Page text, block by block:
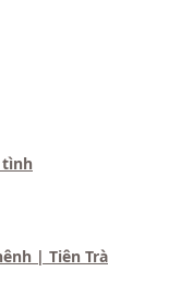
| Tiên Trà